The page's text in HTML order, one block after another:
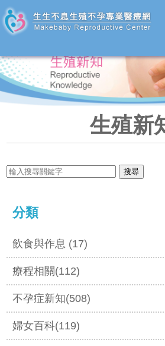
生殖新
分類
飲食與作息 (17)
療程相關(112)
不孕症新知(508)
婦女百科(119)